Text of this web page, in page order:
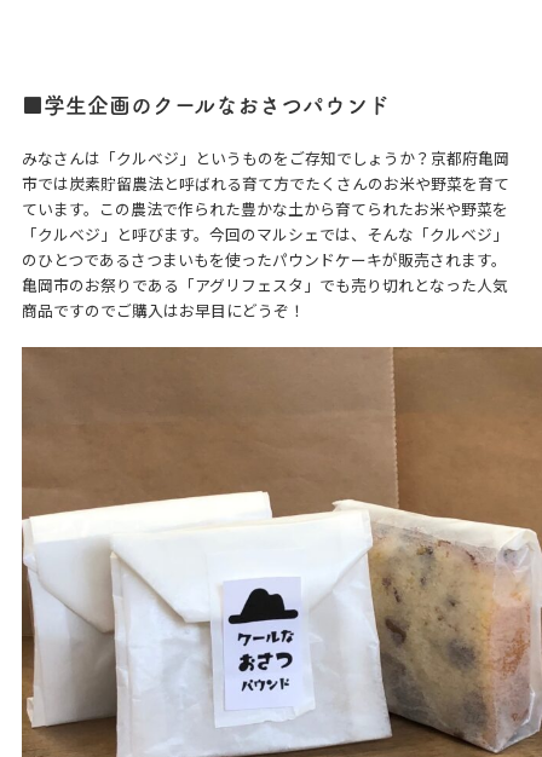
■学生企画のクールなおさつパウンド
みなさんは「クルベジ」というものをご存知でしょうか？京都府亀岡
市では炭素貯留農法と呼ばれる育て方でたくさんのお米や野菜を育て
ています。この農法で作られた豊かな土から育てられたお米や野菜を
「クルベジ」と呼びます。今回のマルシェでは、そんな「クルベジ」
のひとつであるさつまいもを使ったパウンドケーキが販売されます。
亀岡市のお祭りである「アグリフェスタ」でも売り切れとなった人気
商品ですのでご購入はお早目にどうぞ！